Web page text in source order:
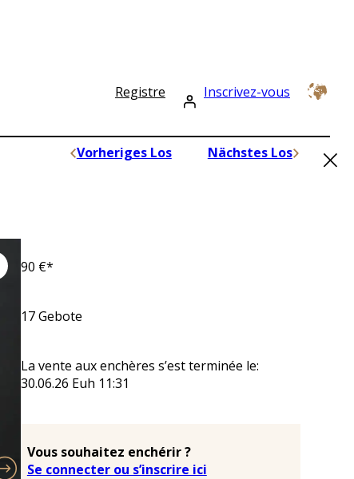
Registre Inscrivez-vous
Vorheriges Los Nächstes Los
90 €*
17Gebote
La vente aux enchères s’est terminée le:
30.06.26 Euh 11:31
Vous souhaitez enchérir ?
Se connecter ou s’inscrire ici
×